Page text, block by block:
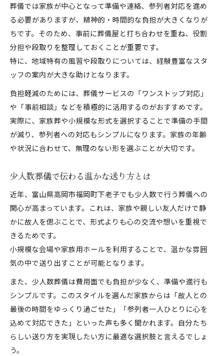
葬儀では家族が中心となって準備や連絡、参列者対応を進め
る必要がありますが、精神的・時間的な負担が大きくなりが
ちです。そのため、事前に葬儀屋と打ち合わせを重ね、役割
分担や段取りを整理しておくことが重要です。
特に、地域特有の風習や段取りについては、経験豊富なスタ
ッフの案内が大きな助けとなります。
負担軽減のためには、葬儀サービスの「ワンストップ対応」
や「事前相談」などを積極的に活用するのがおすすめです。
実際に、家族葬や小規模な形式を選択することで準備の手間
が減り、参列者への対応もシンプルになります。家族の年齢
や状況に合わせて、無理のない形を選ぶことが大切です。
少人数葬儀で伝わる温かな送り方とは
近年、富山県高岡市福岡町下老子でも少人数で行う葬儀への
関心が高まっています。これは、家族や親しい友人だけで静
かに故人を偲ぶことで、形式よりも心の交流や想いを重視で
きるためです。
小規模な会場や家族用ホールを利用することで、温かな雰囲
気の中で送り出すことが可能となります。
また、少人数葬儀は費用面でも負担が少なく、準備や進行も
シンプルです。このスタイルを選んだ家族からは「故人との
最後の時間をゆっくり過ごせた」「参列者一人ひとりに心を
込めて対応できた」といった声も多く聞かれます。自分たち
らしい送り方を実現したい方に最適な選択肢と言えるでしょ
う。